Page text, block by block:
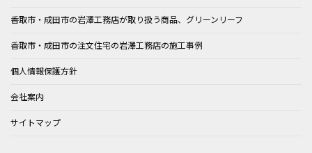
香取市・成田市の岩澤工務店が取り扱う商品、グリーンリーフ
香取市・成田市の注文住宅の岩澤工務店の施工事例
個人情報保護方針
会社案内
サイトマップ